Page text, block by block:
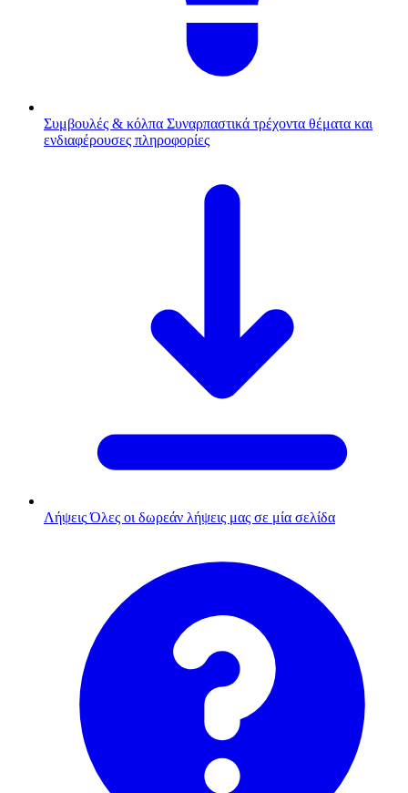
Συμβουλές & κόλπα Συναρπαστικά τρέχοντα θέματα και
ενδιαφέρουσες πληροφορίες
Λήψεις Όλες οι δωρεάν λήψεις μας σε μία σελίδα